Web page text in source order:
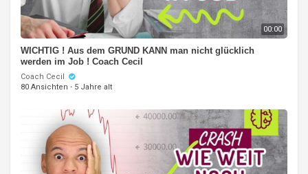
00:00
WICHTIG ! Aus dem GRUND KANN man nicht glücklich
werden im Job ! Coach Cecil
Coach Cecil
80 Ansichten · 5 Jahre alt